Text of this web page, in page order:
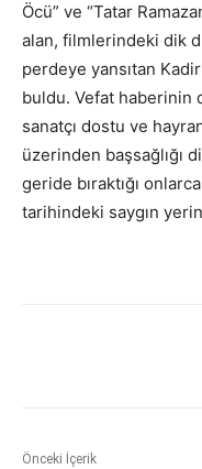
Öcü” ve “Tatar
alan, filmlerindeki dik
perdeye yansıtan
buldu. Vefat haberinin
sanatçı dostu ve
üzerinden başsağlığı
geride bıraktığı
tarihindeki saygın
Önceki İçerik